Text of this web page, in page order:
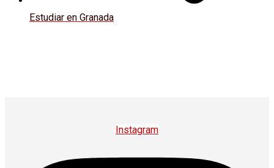
Estudiar en Granada
Instagram